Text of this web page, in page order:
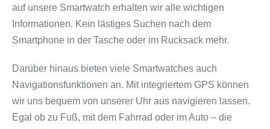
auf unsere Smartwatch erhalten wir alle wichtigen
Informationen. Kein lästiges Suchen nach dem
Smartphone in der Tasche oder im Rucksack mehr.
Darüber hinaus bieten viele Smartwatches auch
Navigationsfunktionen an. Mit integriertem GPS können
wir uns bequem von unserer Uhr aus navigieren lassen.
Egal ob zu Fuß, mit dem Fahrrad oder im Auto – die